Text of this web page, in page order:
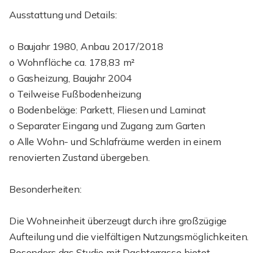
Ausstattung und Details:
o Baujahr 1980, Anbau 2017/2018
o Wohnfläche ca. 178,83 m²
o Gasheizung, Baujahr 2004
o Teilweise Fußbodenheizung
o Bodenbeläge: Parkett, Fliesen und Laminat
o Separater Eingang und Zugang zum Garten
o Alle Wohn- und Schlafräume werden in einem
renovierten Zustand übergeben.
Besonderheiten:
Die Wohneinheit überzeugt durch ihre großzügige
Aufteilung und die vielfältigen Nutzungsmöglichkeiten.